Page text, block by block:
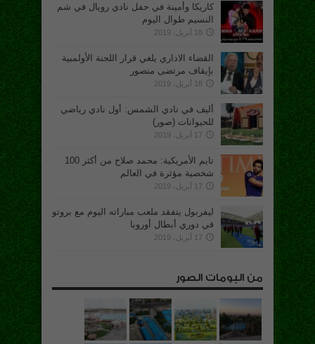
كاريكا وأمينة في حفل نادي رويال في شم
النسيم طوال اليوم
18 أبريل، 2019
القضاء الاداري يلغي قرار اللجنة الأولمبية
بإيقاف مرتضى منصور
18 أبريل، 2019
أليف في نادي الشمس: أول نادي رياضي
للحيوانات (صور)
17 أبريل، 2019
تايم الأمريكية: محمد صلاح من أكثر 100
شخصية مؤثرة في العالم
17 أبريل، 2019
ليفربول يتفقد ملعب مباراته اليوم مع بروتو
في دوري أبطال أوروبا
17 أبريل، 2019
من البومات الصور